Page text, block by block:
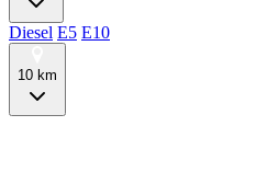
Diesel E5 E10
10 km